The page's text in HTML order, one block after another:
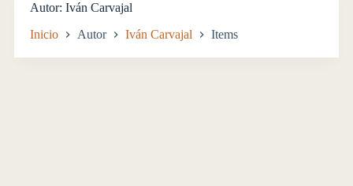
Autor Iván Carvajal
Inicio Autor Iván Carvajal Items